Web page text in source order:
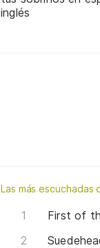
inglés
Las más escuchadas
First of